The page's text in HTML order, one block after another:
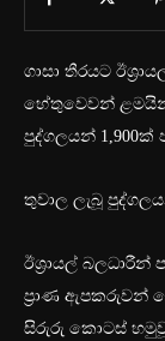
ගාසා තීරයට
හේතුවෙවන් ළමයින්
පුද්ගලයන් 1,900ක්
තුවාල ලැබූ
ඊශ්‍රායල් බලධාරීන්
ප්‍රාණ ඇපකරුවන්
සිරුරු කොටස්